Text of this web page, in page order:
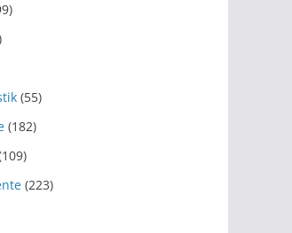
(55)
(182)
(223)